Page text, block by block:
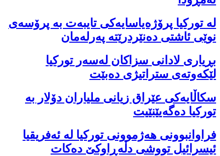
لە تورکیا پرۆژەیاسایەكی تایبەت بە پرۆسەی
نوێی ئاشتی دەنێردرێتە پەرلەمان
بڕیاری لادانی سزاكان لەسەر توركیا
لێكەوتەی ستراتیژی دەبێت
سکاڵایەکی عێراق زیانی ملیاران دۆلار بە
تورکیا دەگەیێنێیت
فراوانبوونی هەژموونی توركیا لە ئەفریقیا
ئیسرائیل تووشی دڵەڕاوكێ دەكات